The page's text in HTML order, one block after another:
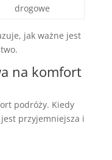
drogowe
jak ważne jest
na komfort
podróży. Kiedy
przyjemniejsza i